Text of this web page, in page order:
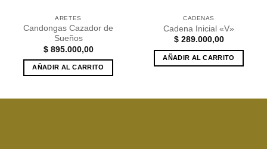
ARETES
Candongas Cazador de
Sueños
$895.000,00
AÑADIR AL CARRITO
CADENAS
Cadena Inicial «V»
$289.000,00
AÑADIR AL CARRITO